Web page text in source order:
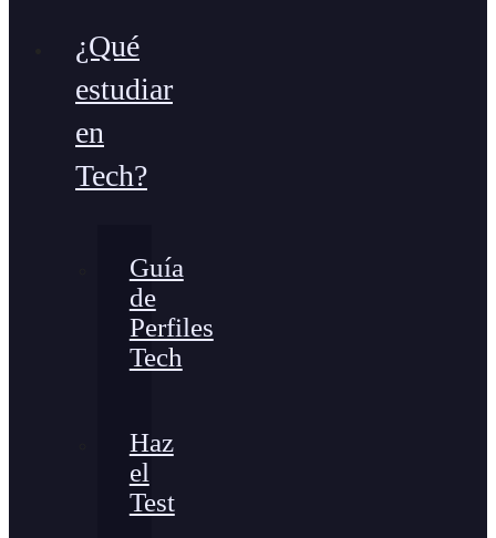
¿Qué
estudiar
en
Tech?
Guía
de
Perfiles
Tech
Haz
el
Test